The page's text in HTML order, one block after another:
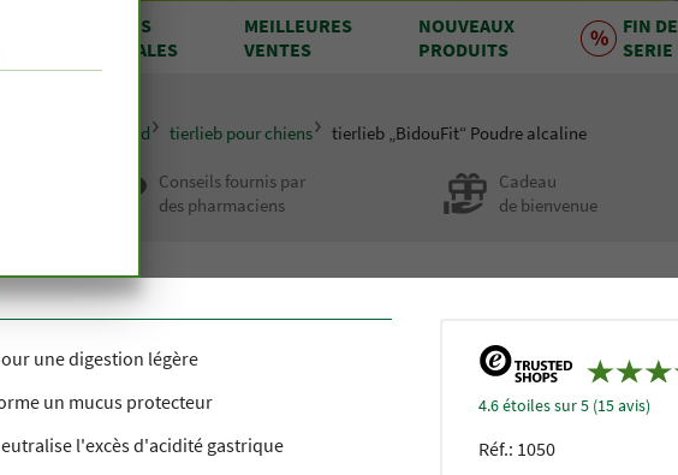
OFFRES
SPÉCIALES
MEILLEURES
VENTES
NOUVEAUX
PRODUITS
FIN DE
SERIE
Sanct Bernhard tierlieb pour chiens
tierlieb „BidouFit“ Poudre alcaline
Conseils fournis par
des pharmaciens
Cadeau
de bienvenue
4.6 étoiles sur 5 (15 avis)
Réf.: 1050
une digestion légère
un mucus protecteur
l'excès d'acidité gastrique